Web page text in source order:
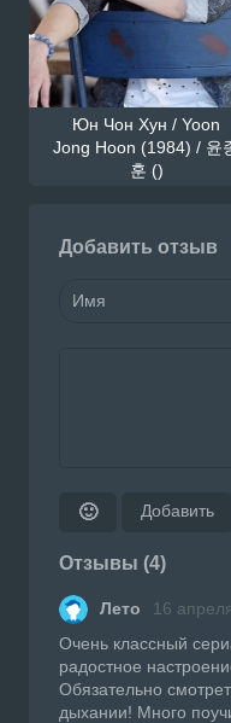
Юн Чон Хун / Yoon
Jong Hoon (1984) / 윤
훈 ()
Добавить отзыв
🙂 Добавить
Отзывы (4)
Лето 16
Очень классный
радостное
Обязательно
дыхании! Много